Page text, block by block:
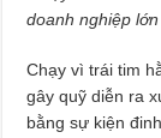
doanh nghiệp
Chạy vì trái tim
gây quỹ diễn ra
bằng sự kiện